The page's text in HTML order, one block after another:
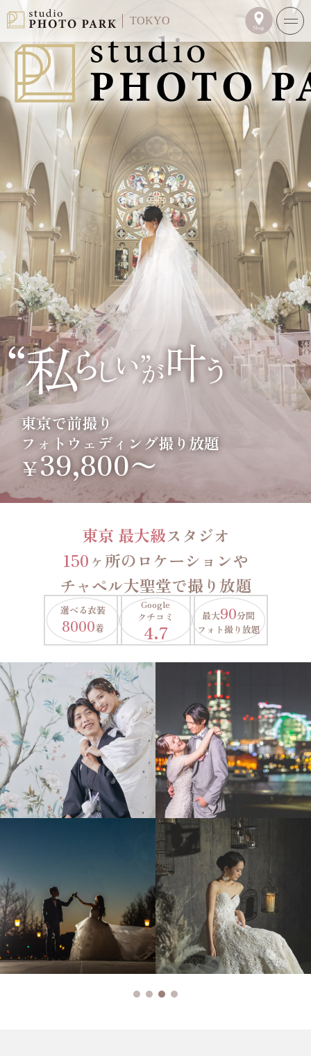
TOKYO
東京で前撮り
フォトウェディング撮り放題
￥39,800〜
東京 最大級スタジオ
150ヶ所のロケーションや
チャペル大聖堂で撮り放題
選べる衣装
8000着
Google
クチコミ
4.7
最大90分間
フォト撮り放題